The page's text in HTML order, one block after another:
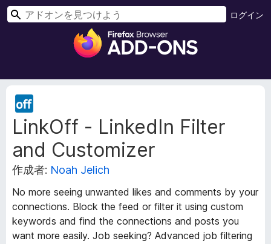
F
e
x
ブ
ラ
ー
ア
ド
オ
ログイン
検
LinkOff - LinkedIn Filter
and Customizer
作成者: Noah Jelich
No more seeing unwanted likes and comments by your
connections. Block the feed or filter it using custom
keywords and find the connections and posts you
want more easily. Job seeking? Advanced job filtering
拡
張
機
能
メ
タ
デ
ー
タ